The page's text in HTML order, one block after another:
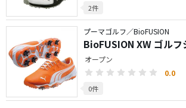
2件
プーマゴルフ／BioFUSION
BioFUSION XW ゴルフ
オープン
0.0
0件